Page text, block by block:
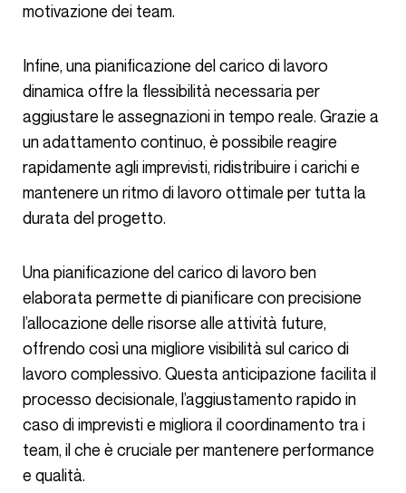
motivazione dei team.
Infine, una pianificazione del carico di lavoro
dinamica offre la flessibilità necessaria per
aggiustare le assegnazioni in tempo reale. Grazie a
un adattamento continuo, è possibile reagire
rapidamente agli imprevisti, ridistribuire i carichi e
mantenere un ritmo di lavoro ottimale per tutta la
durata del progetto.
Una pianificazione del carico di lavoro ben
elaborata permette di pianificare con precisione
l’allocazione delle risorse alle attività future,
offrendo così una migliore visibilità sul carico di
lavoro complessivo. Questa anticipazione facilita il
processo decisionale, l’aggiustamento rapido in
caso di imprevisti e migliora il coordinamento tra i
team, il che è cruciale per mantenere performance
e qualità.